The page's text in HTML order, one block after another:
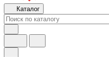
Каталог